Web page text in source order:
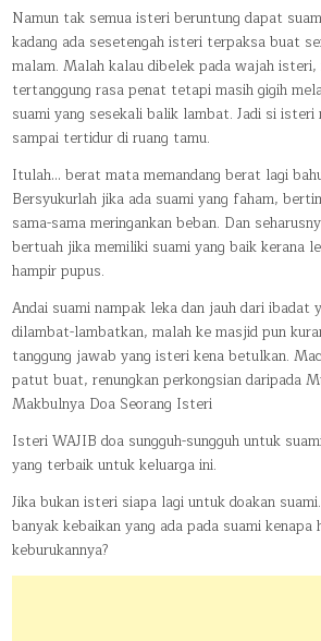
Namun tak semua isteri beruntung dapat
kadang ada sesetengah isteri terpaksa buat
malam. Malah kalau dibelek pada wajah
tertanggung rasa penat tetapi masih gigih
suami yang sesekali balik lambat. Jadi si isteri
sampai tertidur di ruang tamu.
Itulah… berat mata memandang berat lagi
Bersyukurlah jika ada suami yang faham,
sama-sama meringankan beban. Dan
bertuah jika memiliki suami yang baik kerana
hampir pupus.
Andai suami nampak leka dan jauh dari ibadat
dilambat-lambatkan, malah ke masjid pun
tanggung jawab yang isteri kena betulkan.
patut buat, renungkan perkongsian daripada
Makbulnya Doa Seorang Isteri
Isteri WAJIB doa sungguh-sungguh untuk
yang terbaik untuk keluarga ini.
Jika bukan isteri siapa lagi untuk doakan
banyak kebaikan yang ada pada suami
keburukannya?